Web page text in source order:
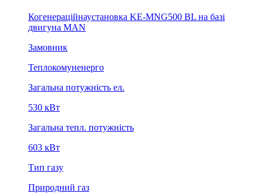
Когенерацiйнаустановка KE-MNG500 BL на базi
двигуна MAN
Замовник
Теплокомуненерго
Загальна потужність ел.
530 кВт
Загальна тепл. потужність
603 кВт
Тип газу
Природний газ